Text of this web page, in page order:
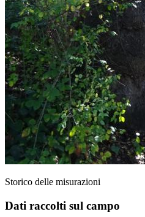
Storico delle misurazioni
Dati raccolti sul campo